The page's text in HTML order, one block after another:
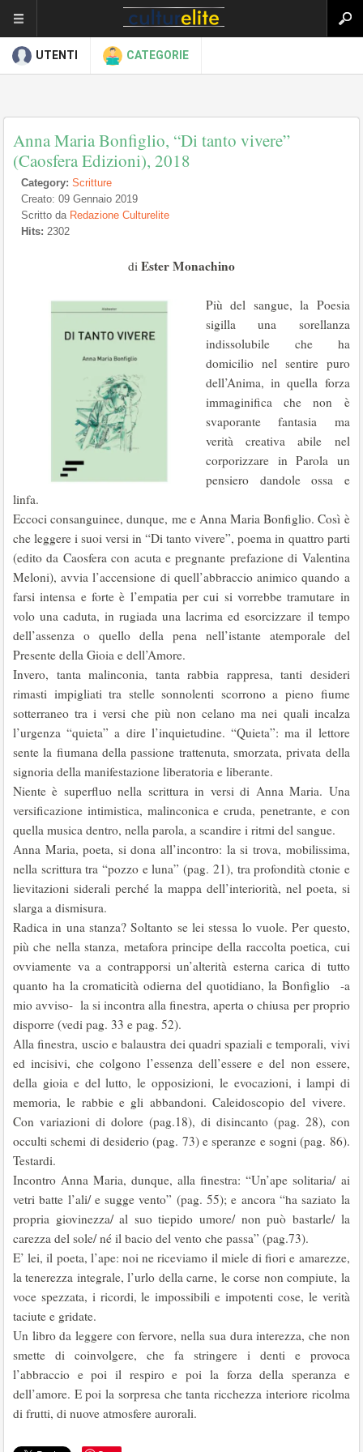
UTENTI CATEGORIE
Anna Maria Bonfiglio, “Di tanto vivere”
(Caosfera Edizioni), 2018
Category: Scritture
Creato: 09 Gennaio 2019
Scritto da Redazione Culturelite
Hits: 2302
di Ester Monachino
Più del sangue, la Poesia
sigilla una sorellanza
indissolubile che ha
domicilio nel sentire puro
dell’Anima, in quella forza
immaginifica che non è
svaporante fantasia ma
verità creativa abile nel
corporizzare in Parola un
pensiero dandole ossa e
linfa.
Eccoci consanguinee, dunque, me e Anna Maria Bonfiglio. Così è
che leggere i suoi versi in “Di tanto vivere”, poema in quattro parti
(edito da Caosfera con acuta e pregnante prefazione di Valentina
Meloni), avvia l’accensione di quell’abbraccio animico quando a
farsi intensa e forte è l’empatia per cui si vorrebbe tramutare in
volo una caduta, in rugiada una lacrima ed esorcizzare il tempo
dell’assenza o quello della pena nell’istante atemporale del
Presente della Gioia e dell’Amore.
Invero, tanta malinconia, tanta rabbia rappresa, tanti desideri
rimasti impigliati tra stelle sonnolenti scorrono a pieno fiume
sotterraneo tra i versi che più non celano ma nei quali incalza
l’urgenza “quieta” a dire l’inquietudine. “Quieta”: ma il lettore
sente la fiumana della passione trattenuta, smorzata, privata della
signoria della manifestazione liberatoria e liberante.
Niente è superfluo nella scrittura in versi di Anna Maria. Una
versificazione intimistica, malinconica e cruda, penetrante, e con
quella musica dentro, nella parola, a scandire i ritmi del sangue.
Anna Maria, poeta, si dona all’incontro: la si trova, mobilissima,
nella scrittura tra “pozzo e luna” (pag. 21), tra profondità ctonie e
lievitazioni siderali perché la mappa dell’interiorità, nel poeta, si
slarga a dismisura.
Radica in una stanza? Soltanto se lei stessa lo vuole. Per questo,
più che nella stanza, metafora principe della raccolta poetica, cui
ovviamente va a contrapporsi un’alterità esterna carica di tutto
quanto ha la cromaticità odierna del quotidiano, la Bonfiglio -a
mio avviso- la si incontra alla finestra, aperta o chiusa per proprio
disporre (vedi pag. 33 e pag. 52).
Alla finestra, uscio e balaustra dei quadri spaziali e temporali, vivi
ed incisivi, che colgono l’essenza dell’essere e del non essere,
della gioia e del lutto, le opposizioni, le evocazioni, i lampi di
memoria, le rabbie e gli abbandoni. Caleidoscopio del vivere.
Con variazioni di dolore (pag.18), di disincanto (pag. 28), con
occulti schemi di desiderio (pag. 73) e speranze e sogni (pag. 86).
Testardi.
Incontro Anna Maria, dunque, alla finestra: “Un’ape solitaria/ ai
vetri batte l’ali/ e sugge vento” (pag. 55); e ancora “ha saziato la
propria giovinezza/ al suo tiepido umore/ non può bastarle/ la
carezza del sole/ né il bacio del vento che passa” (pag.73).
E’ lei, il poeta, l’ape: noi ne riceviamo il miele di fiori e amarezze,
la tenerezza integrale, l’urlo della carne, le corse non compiute, la
voce spezzata, i ricordi, le impossibili e impotenti cose, le verità
taciute e gridate.
Un libro da leggere con fervore, nella sua dura interezza, che non
smette di coinvolgere, che fa stringere i denti e provoca
l’abbraccio e poi il respiro e poi la forza della speranza e
dell’amore. E poi la sorpresa che tanta ricchezza interiore ricolma
di frutti, di nuove atmosfere aurorali.